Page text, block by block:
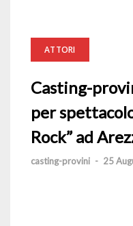
ATTORI
Casting-
per
Rock” ad
casting-provini - 25